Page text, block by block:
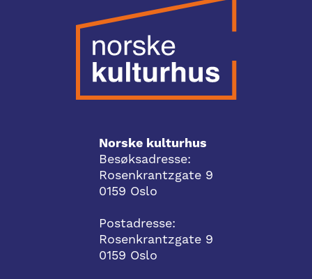
Norske kulturhus
Besøksadresse:
Rosenkrantzgate 9
0159 Oslo
Postadresse:
Rosenkrantzgate 9
0159 Oslo